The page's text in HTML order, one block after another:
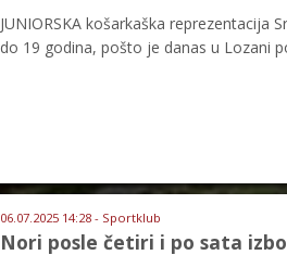
JUNIORSKA košarkaška reprezentacija
do 19 godina, pošto je danas u Lozani
06.07.2025 14:28 - Sportklub
Nori posle četiri i po sata